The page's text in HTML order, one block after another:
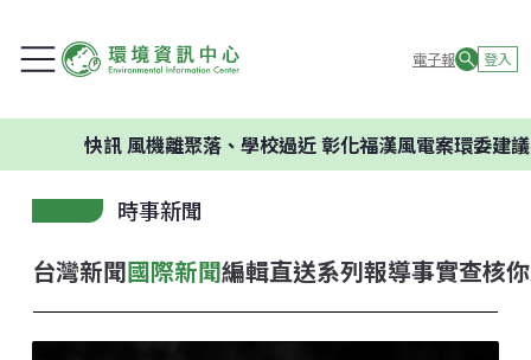
電子報 登入
風機離聚落、學校過近 彰化福漢風電案環委建議不應開發
時事新聞
台灣新聞國際新聞編輯直送系列報導事實查核